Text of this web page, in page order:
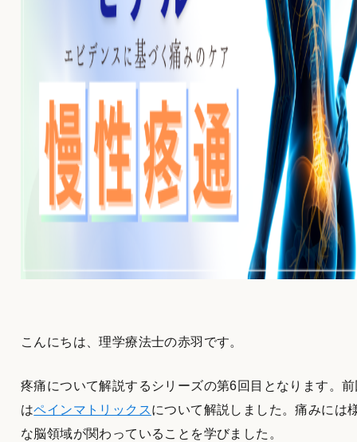
こんにちは、理学療法士の赤羽です。
疼痛について解説するシリーズの第6回目となります。
はペインマトリックスについて解説しました。痛みには
な脳領域が関わっていることを学びました。